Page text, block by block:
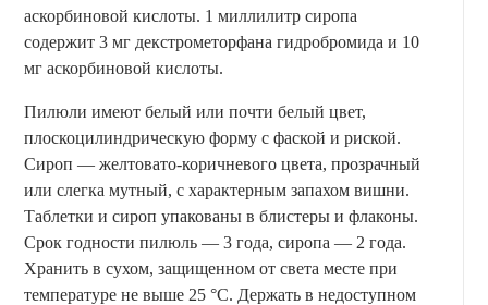
аскорбиновой кислоты. 1 миллилитр сиропа
содержит 3 мг декстрометорфана гидробромида и 10
мг аскорбиновой кислоты.
Пилюли имеют белый или почти белый цвет,
плоскоцилиндрическую форму с фаской и риской.
Сироп — желтовато-коричневого цвета, прозрачный
или слегка мутный, с характерным запахом вишни.
Таблетки и сироп упакованы в блистеры и флаконы.
Срок годности пилюль — 3 года, сиропа — 2 года.
Хранить в сухом, защищенном от света месте при
температуре не выше 25 °C. Держать в недоступном